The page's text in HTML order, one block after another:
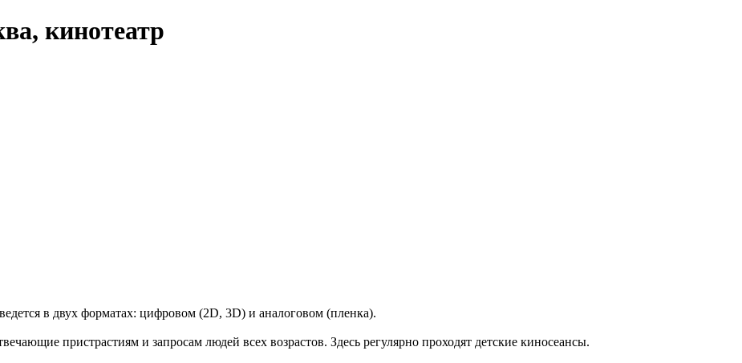
кинотеатр
в двух форматах: цифровом (2D, 3D) и аналоговом (пленка).
пристрастиям и запросам людей всех возрастов. Здесь регулярно проходят детские киносеансы.